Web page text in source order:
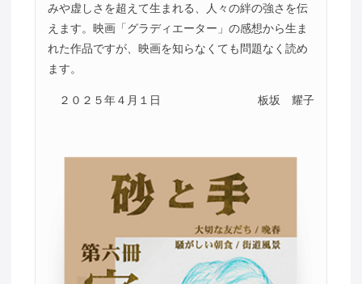
みや虚しさを超えて生まれる、人々の絆の強さを伝
えます。映画「グラディエーター」の感想から生ま
れた作品ですが、映画を知らなくても問題なく読め
ます。
２０２５年４月１日 板坂 耀子